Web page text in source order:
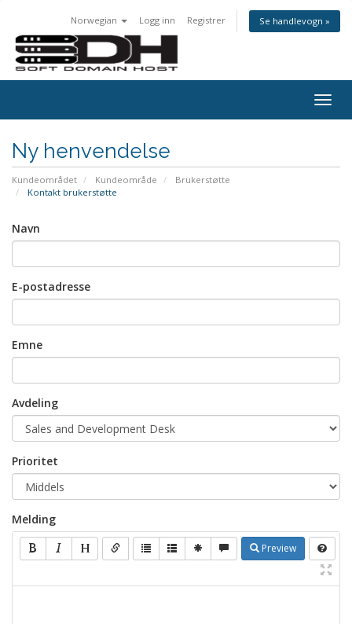
Norwegian Logg inn Registrer Se handlevogn »
Ny henvendelse
Kundeområdet Kundeområde
Brukerstøtte
Kontakt brukerstøtte
Navn
E-postadresse
Emne
Avdeling
Prioritet
Melding
Preview